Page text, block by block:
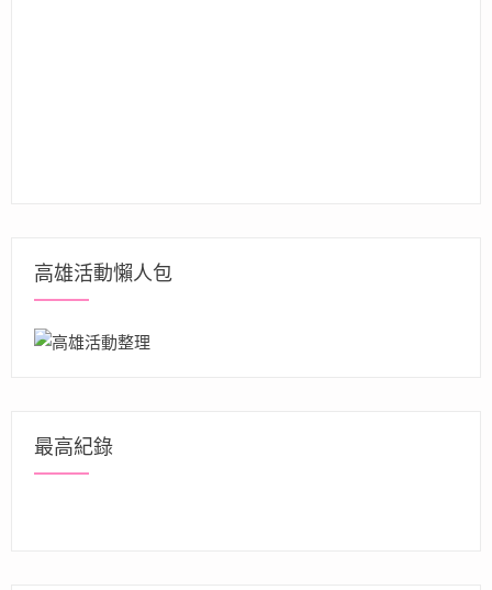
高雄活動懶人包
最高紀錄